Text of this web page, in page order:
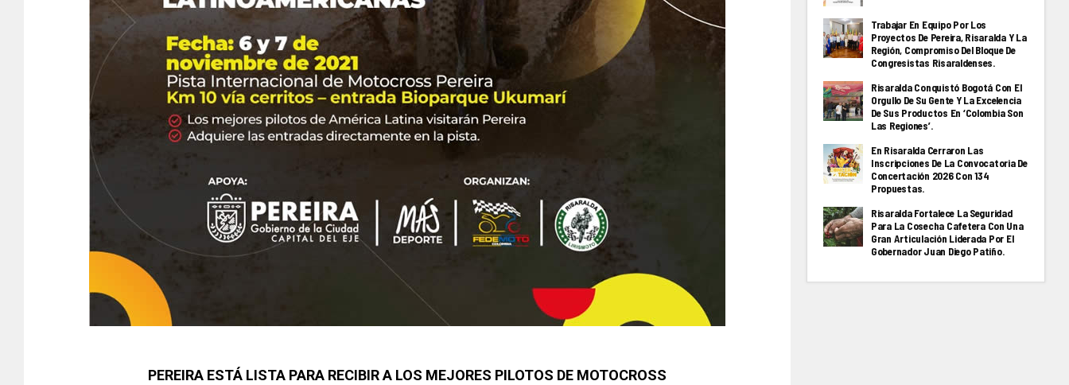
PEREIRA ESTÁ LISTA PARA RECIBIR A LOS MEJORES PILOTOS DE MOTOCROSS
Trabajar En Equipo Por Los
Proyectos De Pereira, Risaralda Y La
Región, Compromiso Del Bloque De
Congresistas Risaraldenses.
Risaralda Conquistó Bogotá Con El
Orgullo De Su Gente Y La Excelencia
De Sus Productos En ‘Colombia Son
Las Regiones’.
En Risaralda Cerraron Las
Inscripciones De La Convocatoria De
Concertación 2026 Con 134
Propuestas.
Risaralda Fortalece La Seguridad
Para La Cosecha Cafetera Con Una
Gran Articulación Liderada Por El
Gobernador Juan Diego Patiño.